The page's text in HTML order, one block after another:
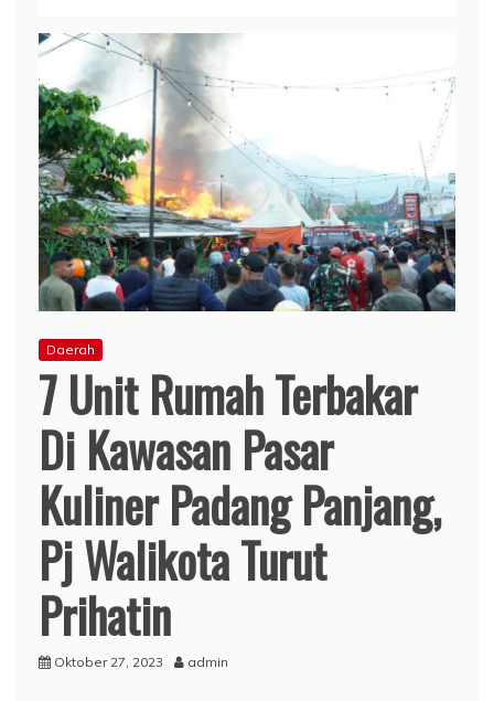
Daerah
7 Unit Rumah Terbakar
Di Kawasan Pasar
Kuliner Padang Panjang,
Pj Walikota Turut
Prihatin
Oktober 27, 2023 admin